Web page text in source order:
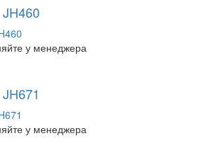
у менеджера
у менеджера